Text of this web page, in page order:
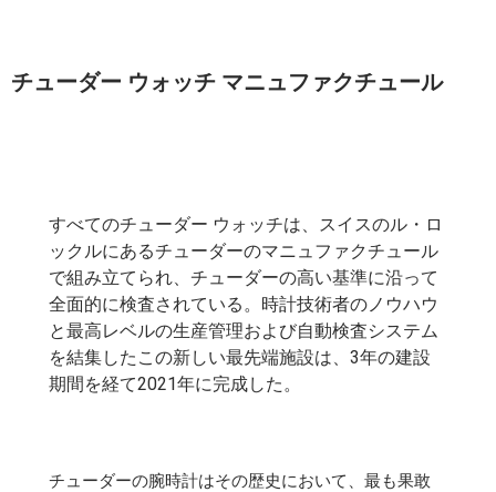
チューダー ウォッチ マニュファクチュール
すべてのチューダー ウォッチは、スイスのル・ロ
ックルにあるチューダーのマニュファクチュール
で組み立てられ、チューダーの高い基準に沿って
全面的に検査されている。時計技術者のノウハウ
と最高レベルの生産管理および自動検査システム
を結集したこの新しい最先端施設は、3年の建設
期間を経て2021年に完成した。
チューダーの腕時計はその歴史において、最も果敢